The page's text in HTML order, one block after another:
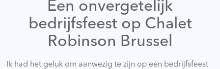
Een onvergetelijk
bedrijfsfeest op Chalet
Robinson Brussel
Ik had het geluk om aanwezig te zijn op een bedrijfsfeest